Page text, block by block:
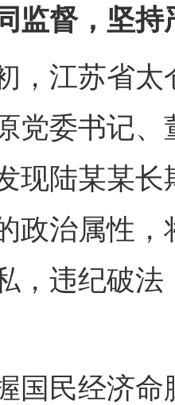
督，坚持
江苏省太
党委书记
现陆某某长
政治属性
，违纪破
民经济命